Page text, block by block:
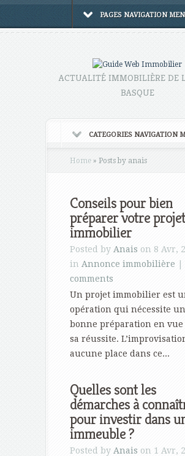
PAGES NAVIGATION
ACTUALITÉ IMMOBILIÈRE DE
BASQUE
CATEGORIES NAVIGATION
Home » Posts by anais
Conseils pour bien
préparer votre projet
immobilier
Posted by Anais on 8 Avr,
in Annonce immobilière
comments
Un projet immobilier est
opération qui nécessite
bonne préparation en vue
sa réussite.
aucune place dans ce...
Quelles sont les
démarches à
pour investir dans
immeuble ?
Posted by Anais on 1 Avr,